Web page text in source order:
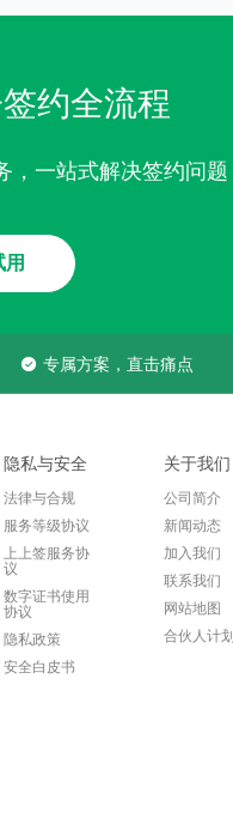
约全流程
，一站式解决签约问题
专属方案，直击痛点
隐私与安全
法律与合规
服务等级协议
上上签服务协
议
数字证书使用
协议
隐私政策
安全白皮书
关于我们
公司简介
新闻动态
加入我们
联系我们
网站地图
合伙人计划